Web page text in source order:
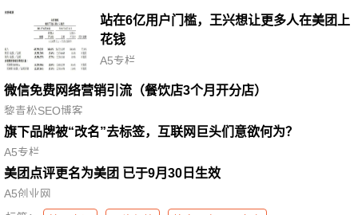
站在6亿用户门槛，王兴想让更多人在美团上
花钱
A5专栏
微信免费网络营销引流（餐饮店3个月开分店）
黎青松SEO博客
旗下品牌被“改名”去标签，互联网巨头们意欲何为？
A5专栏
美团点评更名为美团 已于9月30日生效
A5创业网